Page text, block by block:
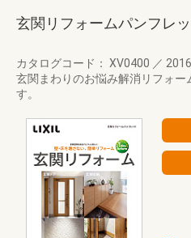
玄関リフォームパンフレッ
カタログコード： XV0400 ／
玄関まわりのお悩み解消リフォ
す。